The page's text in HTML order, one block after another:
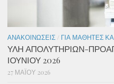
ΑΝΑΚΟΙΝΏΣΕΙΣ / ΓΙΑ ΜΑΘΗΤΈΣ
ΥΛΗ ΑΠΟΛΥΤΗΡΙΩΝ-
ΙΟΥΝΙΟΥ 2026
27 ΜΑΪ́ΟΥ 2026